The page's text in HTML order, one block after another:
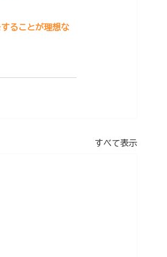
ることが理想な
すべて表示